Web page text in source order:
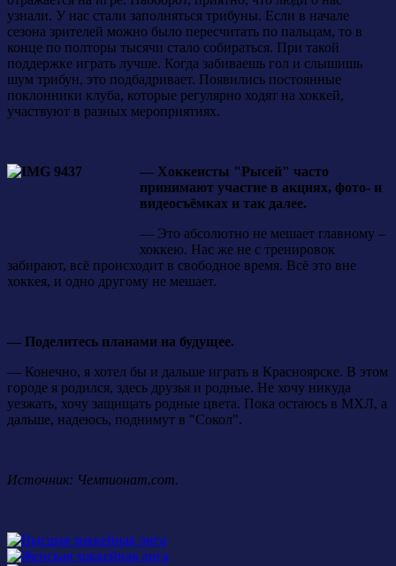
узнали. У нас стали заполняться трибуны. Если в начале
сезона зрителей можно было пересчитать по пальцам, то в
конце по полторы тысячи стало собираться. При такой
поддержке играть лучше. Когда забиваешь гол и слышишь
шум трибун, это подбадривает. Появились постоянные
поклонники клуба, которые регулярно ходят на хоккей,
участвуют в разных мероприятиях.
— Хоккеисты "Рысей" часто
принимают участие в акциях, фото- и
видеосъёмках и так далее.
— Это абсолютно не мешает главному –
хоккею. Нас же не с тренировок
забирают, всё происходит в свободное время. Всё это вне
хоккея, и одно другому не мешает.
— Поделитесь планами на будущее.
— Конечно, я хотел бы и дальше играть в Красноярске. В этом
городе я родился, здесь друзья и родные. Не хочу никуда
уезжать, хочу защищать родные цвета. Пока остаюсь в МХЛ, а
дальше, надеюсь, поднимут в "Сокол".
Источник: Чемпионат.com.